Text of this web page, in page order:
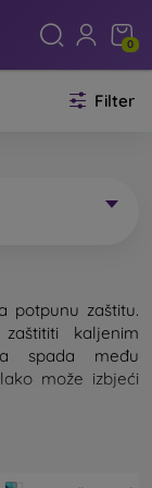
0
Filter
potpunu zaštitu.
kaljenim
spada među
može izbjeći
većini slučajeva